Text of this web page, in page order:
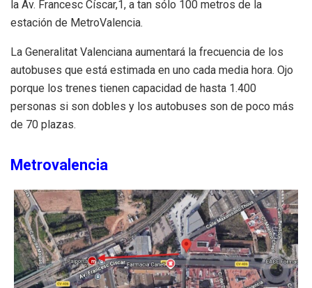
la Av. Francesc Císcar,1, a tan sólo 100 metros de la
estación de MetroValencia.
La Generalitat Valenciana aumentará la frecuencia de los
autobuses que está estimada en uno cada media hora. Ojo
porque los trenes tienen capacidad de hasta 1.400
personas si son dobles y los autobuses son de poco más
de 70 plazas.
Metrovalencia